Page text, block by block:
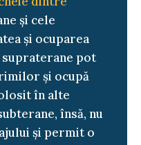
și cele
și ocuparea
pot
și ocupă
în alte
însă, nu
și permit o